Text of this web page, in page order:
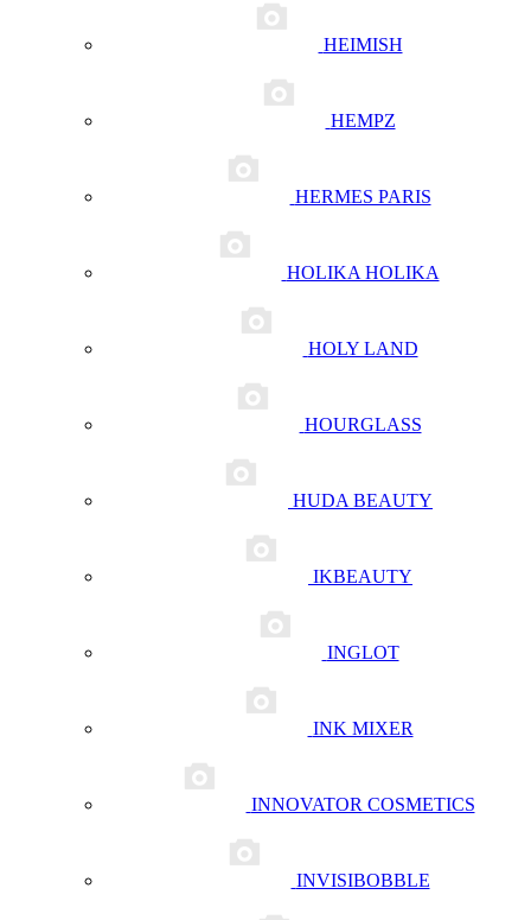
HEIMISH
HEMPZ
HERMES PARIS
HOLIKA HOLIKA
HOLY LAND
HOURGLASS
HUDA BEAUTY
IKBEAUTY
INGLOT
INK MIXER
INNOVATOR COSMETICS
INVISIBOBBLE